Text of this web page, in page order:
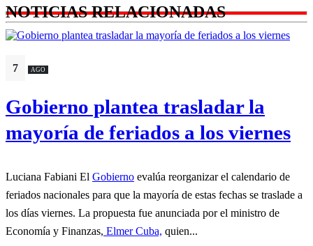
NOTICIAS RELACIONADAS
7 AGO
Gobierno plantea trasladar la
mayoría de feriados a los viernes
Luciana Fabiani El Gobierno evalúa reorganizar el calendario de
feriados nacionales para que la mayoría de estas fechas se traslade a
los días viernes. La propuesta fue anunciada por el ministro de
Economía y Finanzas, Elmer Cuba, quien...